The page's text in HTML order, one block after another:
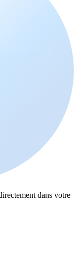
dans votre